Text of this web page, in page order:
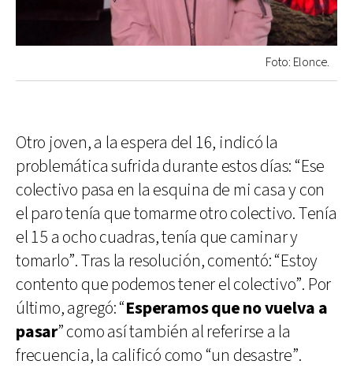
Foto: Elonce.
Otro joven, a la espera del 16, indicó la
problemática sufrida durante estos días: “Ese
colectivo pasa en la esquina de mi casa y con
el paro tenía que tomarme otro colectivo. Tenía
el 15 a ocho cuadras, tenía que caminar y
tomarlo”. Tras la resolución, comentó: “Estoy
contento que podemos tener el colectivo”. Por
último, agregó: “Esperamos que no vuelva a
pasar” como así también al referirse a la
frecuencia, la calificó como “un desastre”.